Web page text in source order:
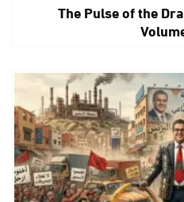
The Pulse of the